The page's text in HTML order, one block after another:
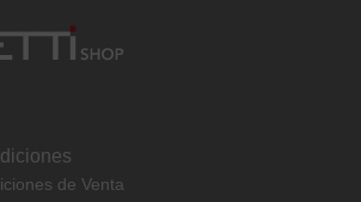
de Venta